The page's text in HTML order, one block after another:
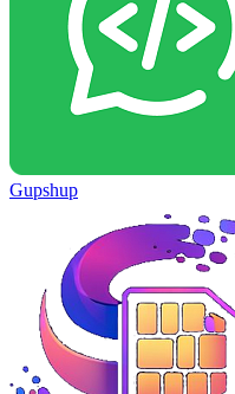
Gupshup